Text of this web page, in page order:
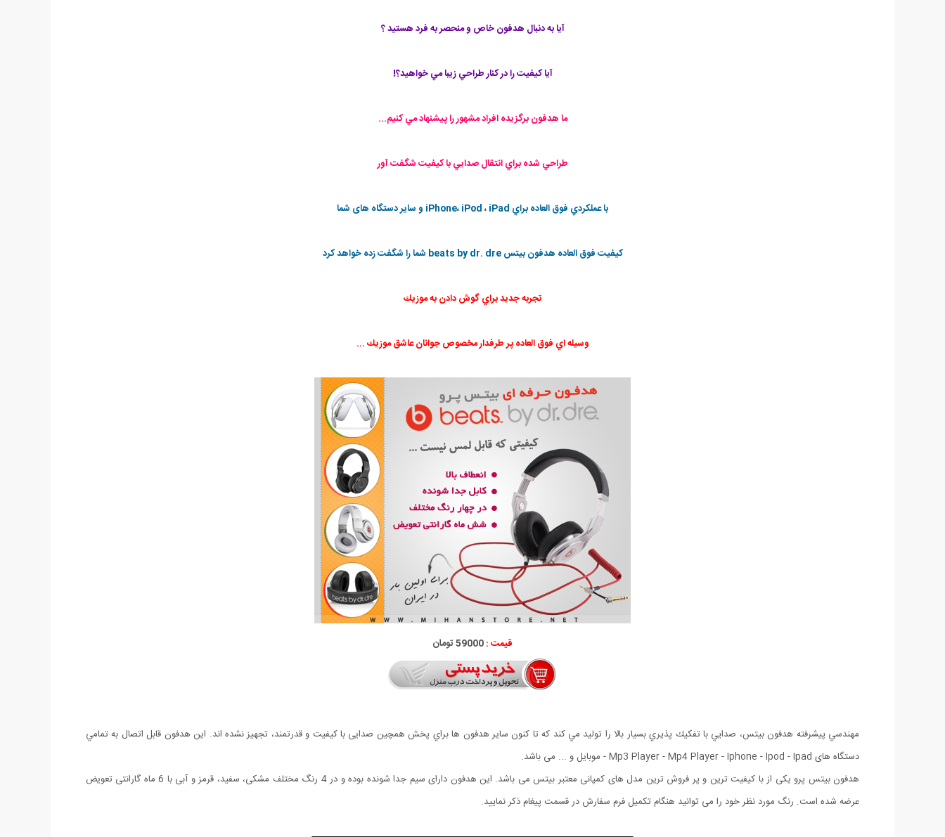
آيا به دنبال هدفون خاص و منحصر به فرد هستيد ؟
آيا كيفيت را در كنار طراحي زيبا مي خواهيد؟!
ما هدفون برگزيده افراد مشهور را پيشنهاد مي كنيم...
طراحي شده براي انتقال صدايي با كيفيت شگفت آور
با عملكردي فوق العاده براي iPhone، iPod ، iPad و سایر دستگاه های شما
كيفيت فوق العاده هدفون بيتس beats by dr. dre شما را شگفت زده خواهد كرد
تجربه جديد براي گوش دادن به موزيك
وسيله اي فوق العاده پر طرفدار مخصوص جوانان عاشق موزيك ...
قیمت :59000 تومان
مهندسي پيشرفته هدفون بيتس، صدايي با تفكيك پذيري بسيار بالا را توليد مي كند كه تا کنون سایر هدفون ها براي پخش همچین صدایی با کیفیت و قدرتمند، تجهيز نشده اند. این هدفون قابل اتصال به تمامي
دستگاه های Mp3 Player - Mp4 Player - Iphone - Ipod - Ipad - موبایل و ... می باشد.
هدفون بیتس پرو یکی از با کیفیت ترین و پر فروش ترین مدل های کمپانی معتبر بیتس می باشد. این هدفون دارای سیم جدا شونده بوده و در 4 رنگ مختلف مشکی، سفید، قرمز و آبی با 6 ماه گارانتی تعویض
عرضه شده است. رنگ مورد نظر خود را می توانید هنگام تکمیل فرم سفارش در قسمت پیغام ذکر نمایید.